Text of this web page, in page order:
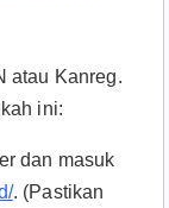
atau Kanreg.
ini:
dan masuk
. (Pastikan